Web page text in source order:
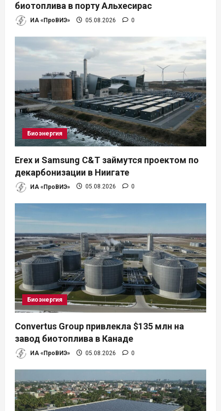
биотоплива в порту Альхесирас
ИА «ПроВИЭ» 05.08.2026 0
Биоэнергия
Erex и Samsung C&T займутся проектом по
декарбонизации в Ниигате
ИА «ПроВИЭ» 05.08.2026 0
Биоэнергия
Convertus Group привлекла $135 млн на
завод биотоплива в Канаде
ИА «ПроВИЭ» 05.08.2026 0